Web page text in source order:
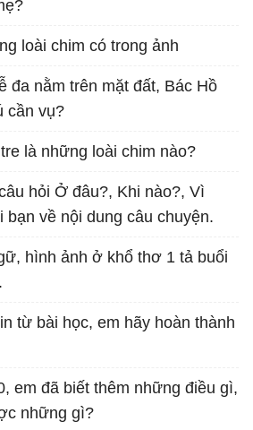
loài chim có trong ảnh
đa nằm trên mặt đất, Bác Hồ
cần vụ?
là những loài chim nào?
hỏi Ở đâu?, Khi nào?, Vì
bạn về nội dung câu chuyện.
hình ảnh ở khổ thơ 1 tả buổi
từ bài học, em hãy hoàn thành
em đã biết thêm những điều gì,
những gì?